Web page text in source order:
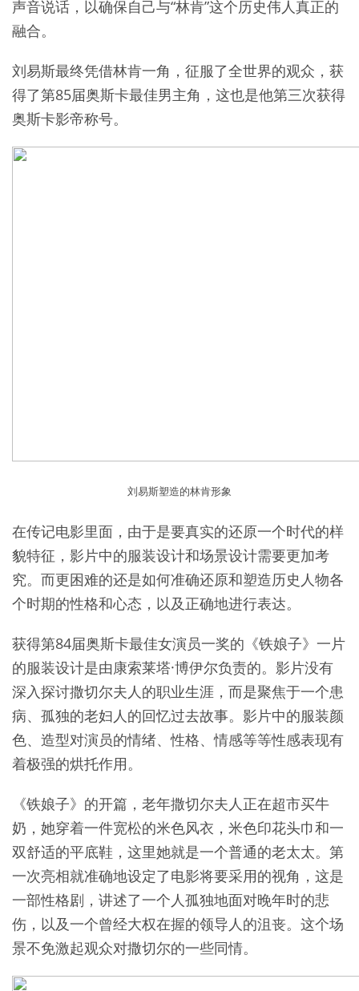
声音说话，以确保自己与“林肯”这个历史伟人真正的
融合。
刘易斯最终凭借林肯一角，征服了全世界的观众，获
得了第85届奥斯卡最佳男主角，这也是他第三次获得
奥斯卡影帝称号。
刘易斯塑造的林肯形象
在传记电影里面，由于是要真实的还原一个时代的样
貌特征，影片中的服装设计和场景设计需要更加考
究。而更困难的还是如何准确还原和塑造历史人物各
个时期的性格和心态，以及正确地进行表达。
获得第84届奥斯卡最佳女演员一奖的《铁娘子》一片
的服装设计是由康索莱塔·博伊尔负责的。影片没有
深入探讨撒切尔夫人的职业生涯，而是聚焦于一个患
病、孤独的老妇人的回忆过去故事。影片中的服装颜
色、造型对演员的情绪、性格、情感等等性感表现有
着极强的烘托作用。
《铁娘子》的开篇，老年撒切尔夫人正在超市买牛
奶，她穿着一件宽松的米色风衣，米色印花头巾和一
双舒适的平底鞋，这里她就是一个普通的老太太。第
一次亮相就准确地设定了电影将要采用的视角，这是
一部性格剧，讲述了一个人孤独地面对晚年时的悲
伤，以及一个曾经大权在握的领导人的沮丧。这个场
景不免激起观众对撒切尔的一些同情。